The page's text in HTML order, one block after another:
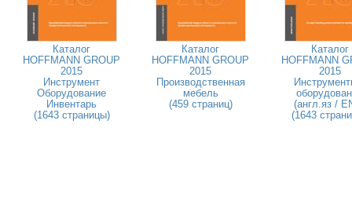
Каталог
HOFFMANN GROUP
2015
Инструмент
Оборудование
Инвентарь
(1643 страницы)
Каталог
HOFFMANN GROUP
2015
Производственная
мебель
(459 страниц)
Каталог
HOFFMANN
2015
(англ.яз /
(1643